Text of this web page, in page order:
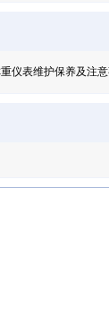
仪表维护保养及注